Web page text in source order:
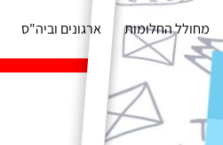
מחולל החלומות ארגונים וביה"ס